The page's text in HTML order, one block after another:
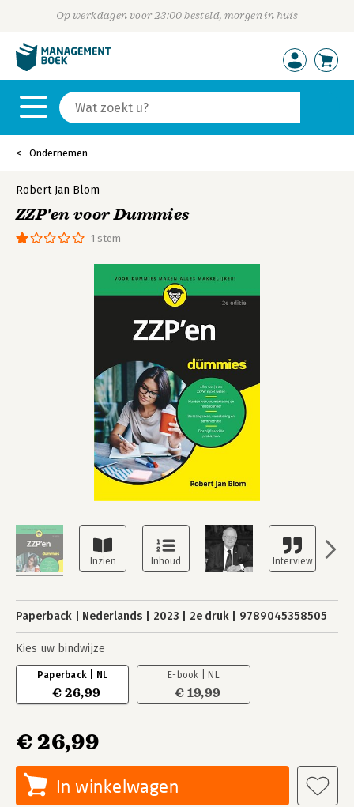
Op werkdagen voor 23:00 besteld, morgen in huis
Ondernemen
1 stem
Robert Jan Blom
ZZP'en voor Dummies
Paperback Nederlands 2023 2e druk 9789045358505
Kies uw bindwijze
Paperback | NL
€ 26,99
E-book | NL
€ 19,99
€ 26,99
In winkelwagen